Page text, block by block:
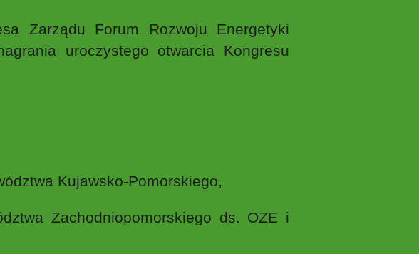
Zarządu Forum Rozwoju Energetyki
uroczystego otwarcia Kongresu
Kujawsko-Pomorskiego,
Zachodniopomorskiego ds. OZE i